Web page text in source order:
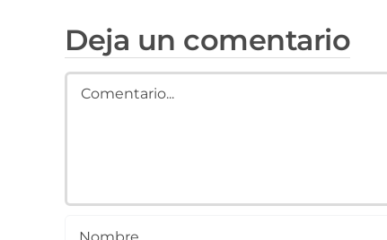
Deja un comentario
Comment